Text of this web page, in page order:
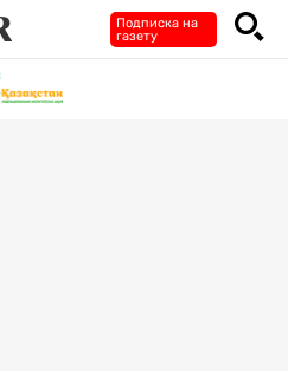
Подписка на
газету